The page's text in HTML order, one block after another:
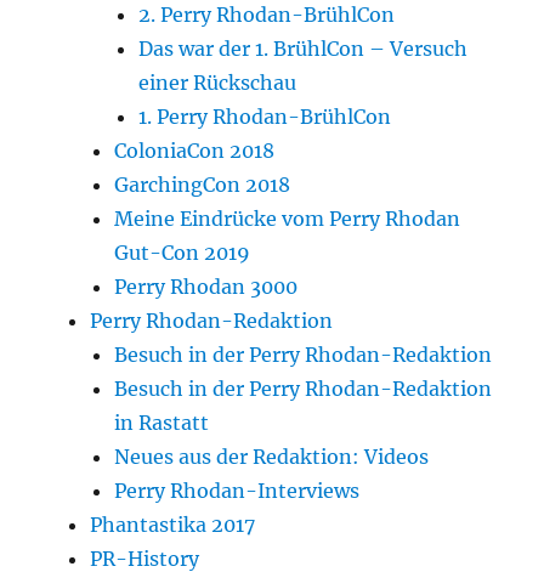
2. Perry Rhodan-BrühlCon
Das war der 1. BrühlCon – Versuch
einer Rückschau
1. Perry Rhodan-BrühlCon
ColoniaCon 2018
GarchingCon 2018
Meine Eindrücke vom Perry Rhodan
Gut-Con 2019
Perry Rhodan 3000
Perry Rhodan-Redaktion
Besuch in der Perry Rhodan-Redaktion
Besuch in der Perry Rhodan-Redaktion
in Rastatt
Neues aus der Redaktion: Videos
Perry Rhodan-Interviews
Phantastika 2017
PR-History